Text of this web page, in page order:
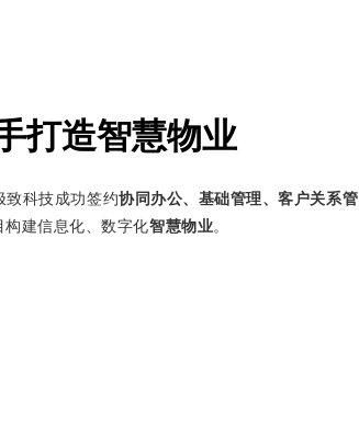
打造智慧物业
致科技成功签约协同办公、基础管理、客户关系管
构建信息化、数字化智慧物业。